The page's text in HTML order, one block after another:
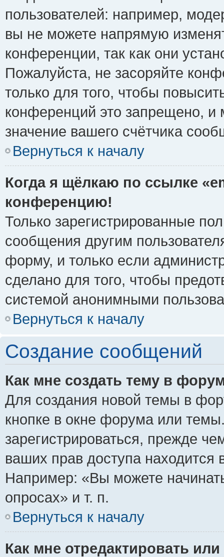
пользователей: например,
вы не можете напрямую
конференции, так как они
Пожалуйста, не засоряйте
только для того, чтобы
конференций это запрещено, и
значение вашего счётчика
Вернуться к началу
Когда я щёлкаю по ссылке
конференцию!
Только зарегистрированные
сообщения другим
форму, и только если
сделано для того, чтобы
системой анонимными
Вернуться к началу
Создание сообщений
Как мне создать тему в
Для создания новой темы в
кнопке в окне форума или
зарегистрироваться, прежде
ваших прав доступа
Например: «Вы можете
опросах» и т. п.
Вернуться к началу
Как мне отредактировать